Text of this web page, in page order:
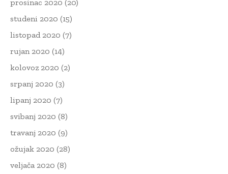
prosinac 2020 (20)
studeni 2020 (15)
listopad 2020 (7)
rujan 2020 (14)
kolovoz 2020 (2)
srpanj 2020 (3)
lipanj 2020 (7)
svibanj 2020 (8)
travanj 2020 (9)
ožujak 2020 (28)
veljača 2020 (8)